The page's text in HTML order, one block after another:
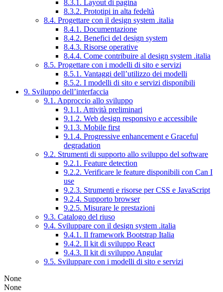
8.3.1. Layout di pagina
8.3.2. Prototipi in alta fedeltà
8.4. Progettare con il design system .italia
8.4.1. Documentazione
8.4.2. Benefici del design system
8.4.3. Risorse operative
8.4.4. Come contribuire al design system .italia
8.5. Progettare con i modelli di sito e servizi
8.5.1. Vantaggi dell’utilizzo dei modelli
8.5.2. I modelli di sito e servizi disponibili
9. Sviluppo dell’interfaccia
9.1. Approccio allo sviluppo
9.1.1. Attività preliminari
9.1.2. Web design responsivo e accessibile
9.1.3. Mobile first
9.1.4. Progressive enhancement e Graceful
degradation
9.2. Strumenti di supporto allo sviluppo del software
9.2.1. Feature detection
9.2.2. Verificare le feature disponibili con Can I
use
9.2.3. Strumenti e risorse per CSS e JavaScript
9.2.4. Supporto browser
9.2.5. Misurare le prestazioni
9.3. Catalogo del riuso
9.4. Sviluppare con il design system .italia
9.4.1. Il framework Bootstrap Italia
9.4.2. Il kit di sviluppo React
9.4.3. Il kit di sviluppo Angular
9.5. Sviluppare con i modelli di sito e servizi
None
None